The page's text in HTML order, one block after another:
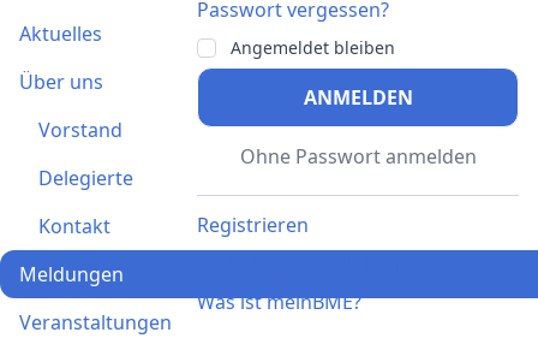
Passwort vergessen?
Angemeldet bleiben
ANMELDEN
Ohne Passwort anmelden
Registrieren
Was ist meinBME?
Aktuelles
Über uns
Vorstand
Delegierte
Kontakt
Meldungen
Veranstaltungen